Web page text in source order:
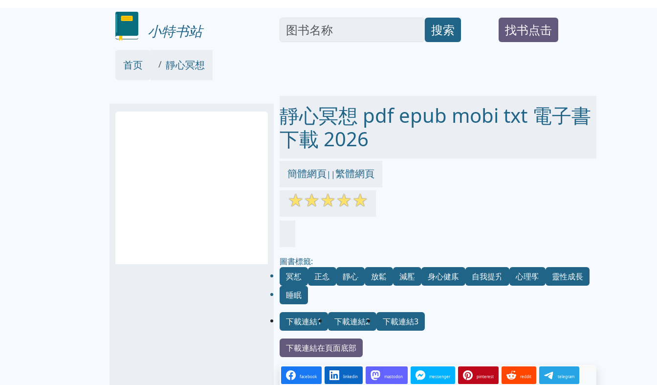
小特书站 搜索 找书点击
首页 靜心冥想
靜心冥想 pdf epub mobi txt 電子書
下載 2026
簡體網頁||繁體網頁
☆☆☆☆☆
圖書標籤:
冥想
正念 靜心 放鬆 減壓 身心健康 自我提升 心理學
靈性成長
睡眠
下載連結1 下載連結2 下載連結3
下載連結在頁面底部
facebook linkedin mastodon messenger pinterest reddit telegram